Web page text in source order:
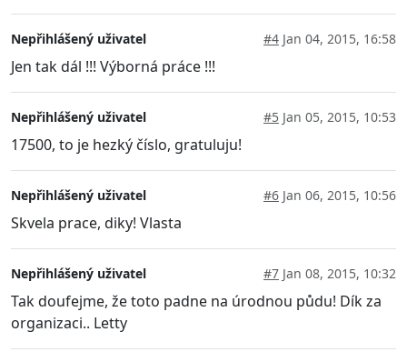
Nepřihlášený uživatel #4 Jan 04, 2015, 16:58
Jen tak dál !!! Výborná práce !!!
Nepřihlášený uživatel #5 Jan 05, 2015, 10:53
17500, to je hezký číslo, gratuluju!
Nepřihlášený uživatel #6 Jan 06, 2015, 10:56
Skvela prace, diky! Vlasta
Nepřihlášený uživatel #7 Jan 08, 2015, 10:32
Tak doufejme, že toto padne na úrodnou půdu! Dík za
organizaci.. Letty